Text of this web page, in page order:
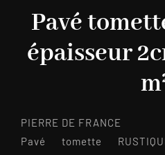
Pavé
épaisseur
PIERRE DE FRANCE
Pavé tomette